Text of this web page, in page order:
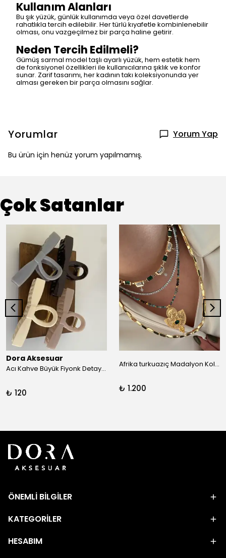
Kullanım Alanları
Bu şık yüzük, günlük kullanımda veya özel davetlerde
rahatlıkla tercih edilebilir. Her türlü kıyafetle kombinlenebilir
olması, onu vazgeçilmez bir parça haline getirir.
Neden Tercih Edilmeli?
Gümüş sarmal model taşlı ayarlı yüzük, hem estetik hem
de fonksiyonel özellikleri ile kullanıcılarına şıklık ve konfor
sunar. Zarif tasarımı, her kadının takı koleksiyonunda yer
alması gereken bir parça olmasını sağlar.
Yorumlar Yorum Yap
Bu ürün için henüz yorum yapılmamış.
Çok Satanlar
Dora Aksesuar
Acı Kahve Büyük Fiyonk Detay Kıskaç Toka
₺ 120
Afrika turkuazıç Madalyon Kolye
₺ 1.200
ÖNEMLİ BİLGİLER
KATEGORİLER
HESABIM